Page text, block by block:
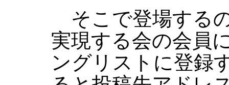
そこで登場する
実現する会の会員
ングリストに登録